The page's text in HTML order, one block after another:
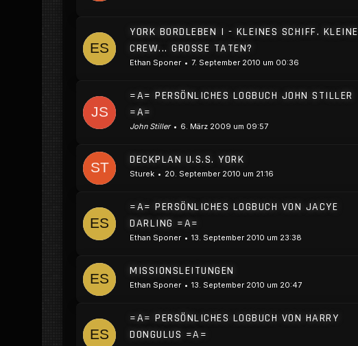
YORK BORDLEBEN I - KLEINES SCHIFF. KLEINE
CREW... GROSSE TATEN?
Ethan Sponer 7. September 2010 um 00:36
=A= PERSÖNLICHES LOGBUCH JOHN STILLER
=A=
John Stiller 6. März 2009 um 09:57
DECKPLAN U.S.S. YORK
Sturek 20. September 2010 um 21:16
=A= PERSÖNLICHES LOGBUCH VON JACYE
DARLING =A=
Ethan Sponer 13. September 2010 um 23:38
MISSIONSLEITUNGEN
Ethan Sponer 13. September 2010 um 20:47
=A= PERSÖNLICHES LOGBUCH VON HARRY
DONGULUS =A=